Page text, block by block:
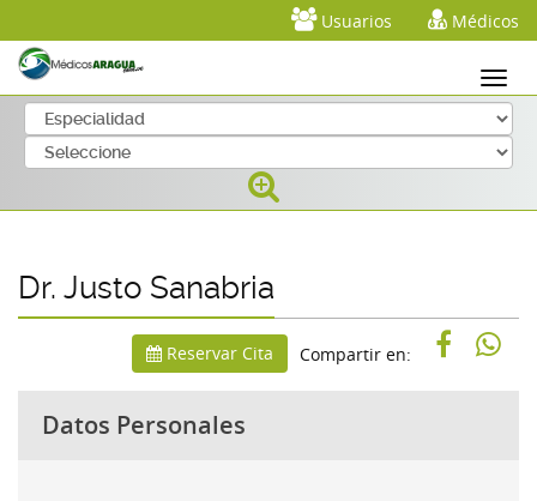
Médicos
Usuarios
Dr. Justo Sanabria
Compartir en:
Reservar Cita
Datos Personales